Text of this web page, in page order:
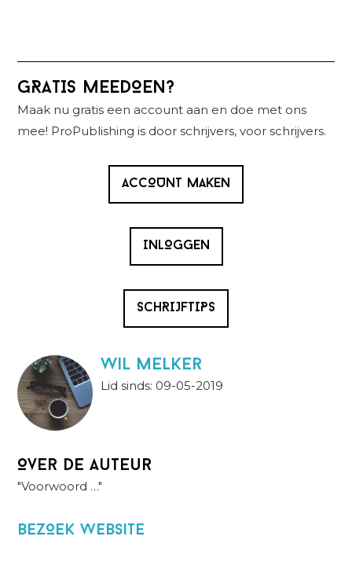
Primaire
Sidebar
GRATIS MEEDOEN?
Maak nu gratis een account aan en doe met ons
mee! ProPublishing is door schrijvers, voor schrijvers.
ACCOUNT MAKEN
INLOGGEN
SCHRIJFTIPS
wil melker
Lid sinds: 09-05-2019
Over de auteur
"Voorwoord …"
BezOek website